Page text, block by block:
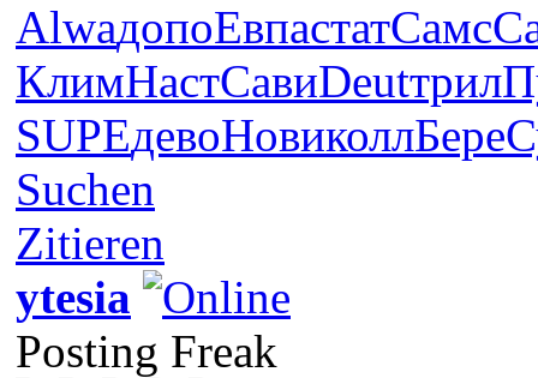
AlwaдопоЕвпастатСамс
КлимНастСавиDeutтрил
SUPEдевоНовиколлБере
Suchen
Zitieren
ytesia
Posting Freak